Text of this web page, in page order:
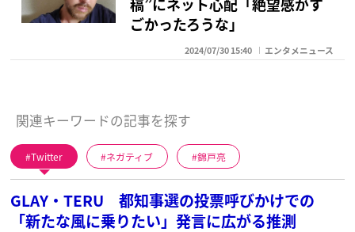
稿”にネット心配「絶望感がす
ごかったろうな」
2024/07/30 15:40 エンタメニュース
関連キーワードの記事を探す
Twitter ネガティブ 錦戸亮
GLAY・TERU 都知事選の投票呼びかけでの
「新たな風に乗りたい」発言に広がる推測